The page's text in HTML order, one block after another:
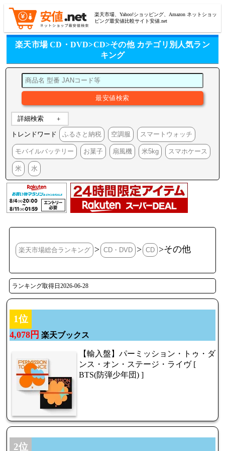
楽天市場、Yahoo!ショッピング、Amazon ネットショッ
ピング最安値比較サイト安値.net
楽天市場 CD・DVD>CD>その他 カテゴリ別人気ラン
キング
詳細検索
トレンドワード ふるさと納税 空調服 スマートウォッチ
モバイルバッテリー お菓子 扇風機 米5kg スマホケース
米 水
楽天市場総合ランキング > CD・DVD > CD >その他
ランキング取得日2026-06-28
1位
4,078円 楽天ブックス
【輸入盤】パーミッション・トゥ・ダ
ンス・オン・ステージ・ライヴ [
BTS(防弾少年団) ]
2位